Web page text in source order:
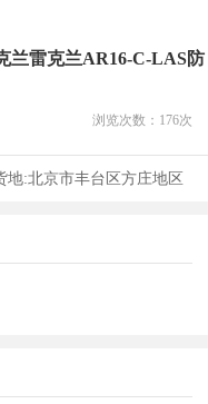
兰雷克兰AR16-C-LAS防
浏览次数： 176次
地:北京市丰台区方庄地区